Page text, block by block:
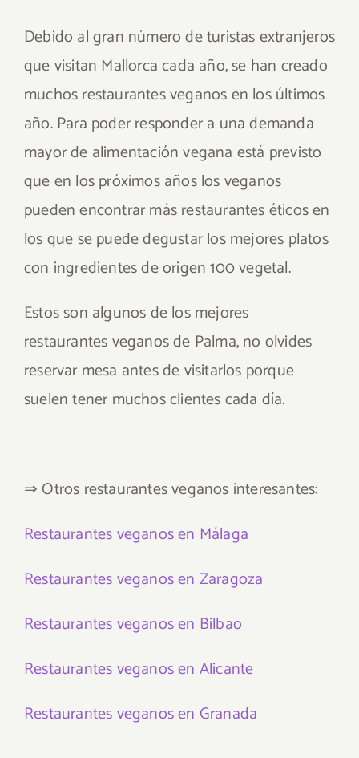
Debido al gran número de turistas extranjeros
que visitan Mallorca cada año, se han creado
muchos restaurantes veganos en los últimos
año. Para poder responder a una demanda
mayor de alimentación vegana está previsto
que en los próximos años los veganos
pueden encontrar más restaurantes éticos en
los que se puede degustar los mejores platos
con ingredientes de origen 100 vegetal.
Estos son algunos de los mejores
restaurantes veganos de Palma, no olvides
reservar mesa antes de visitarlos porque
suelen tener muchos clientes cada día.
⇒ Otros restaurantes veganos interesantes:
Restaurantes veganos en Málaga
Restaurantes veganos en Zaragoza
Restaurantes veganos en Bilbao
Restaurantes veganos en Alicante
Restaurantes veganos en Granada